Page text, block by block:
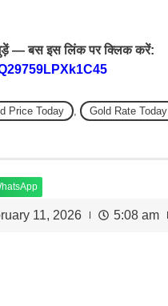
— बस इस लिंक पर क्लिक करें:
Price Today Gold Rate Today
11, 2026 5:08 am